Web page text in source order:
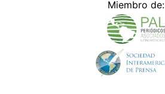
Miembro de: